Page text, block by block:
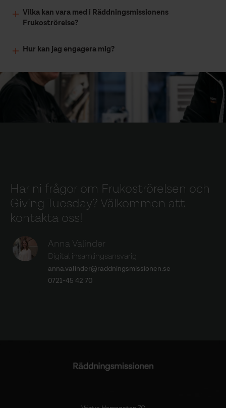
Vilka kan vara med i Räddningsmissionens
Frukoströrelse?
Hur kan jag engagera mig?
Har ni frågor om Frukoströrelsen och
Giving Tuesday? Välkommen att
kontakta oss!
Anna Valinder
Digital insamlingsansvarig
anna.valinder@raddningsmissionen.se
0721-45 42 70